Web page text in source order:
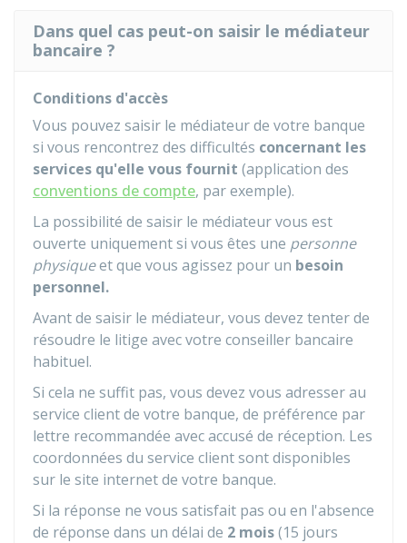
Dans quel cas peut-on saisir le médiateur
bancaire ?
Conditions d'accès
Vous pouvez saisir le médiateur de votre banque
si vous rencontrez des difficultés concernant les
services qu'elle vous fournit (application des
conventions de compte, par exemple).
La possibilité de saisir le médiateur vous est
ouverte uniquement si vous êtes une personne
physiqueet que vous agissez pour un besoin
personnel.
Avant de saisir le médiateur, vous devez tenter de
résoudre le litige avec votre conseiller bancaire
habituel.
Si cela ne suffit pas, vous devez vous adresser au
service client de votre banque, de préférence par
lettre recommandée avec accusé de réception. Les
coordonnées du service client sont disponibles
sur le site internet de votre banque.
Si la réponse ne vous satisfait pas ou en l'absence
de réponse dans un délai de 2 mois(15 jours